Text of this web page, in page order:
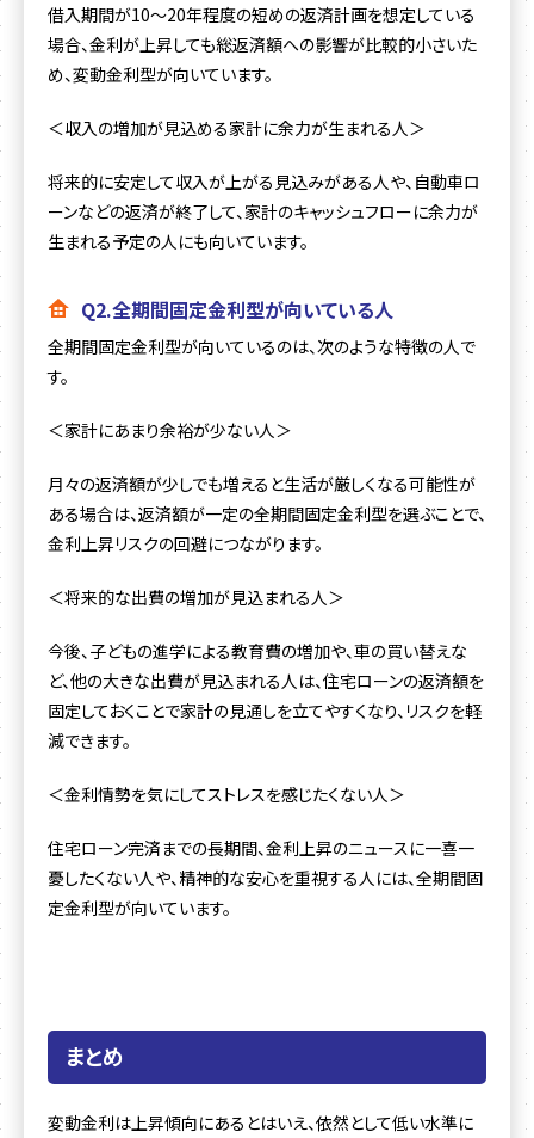
借入期間が10〜20年程度の短めの返済計画を想定している
場合、金利が上昇しても総返済額への影響が比較的小さいた
め、変動金利型が向いています。
＜収入の増加が見込める家計に余力が生まれる人＞
将来的に安定して収入が上がる見込みがある人や、自動車ロ
ーンなどの返済が終了して、家計のキャッシュフローに余力が
生まれる予定の人にも向いています。
Q2.全期間固定金利型が向いている人
全期間固定金利型が向いているのは、次のような特徴の人で
す。
＜家計にあまり余裕が少ない人＞
月々の返済額が少しでも増えると生活が厳しくなる可能性が
ある場合は、返済額が一定の全期間固定金利型を選ぶことで、
金利上昇リスクの回避につながります。
＜将来的な出費の増加が見込まれる人＞
今後、子どもの進学による教育費の増加や、車の買い替えな
ど、他の大きな出費が見込まれる人は、住宅ローンの返済額を
固定しておくことで家計の見通しを立てやすくなり、リスクを軽
減できます。
＜金利情勢を気にしてストレスを感じたくない人＞
住宅ローン完済までの長期間、金利上昇のニュースに一喜一
憂したくない人や、精神的な安心を重視する人には、全期間固
定金利型が向いています。
まとめ
変動金利は上昇傾向にあるとはいえ、依然として低い水準に